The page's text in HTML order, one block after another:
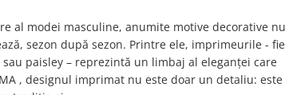
al modei masculine, anumite motive decorative
sezon după sezon. Printre ele, imprimeurile ­-
paisley – reprezintă un limbaj al eleganței care
, designul imprimat nu este doar un detaliu: este